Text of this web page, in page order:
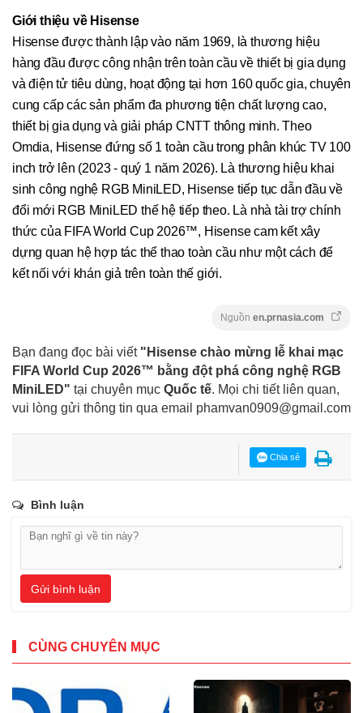
Giới thiệu về Hisense
Hisense được thành lập vào năm 1969, là thương hiệu
hàng đầu được công nhận trên toàn cầu về thiết bị gia dụng
và điện tử tiêu dùng, hoạt động tại hơn 160 quốc gia, chuyên
cung cấp các sản phẩm đa phương tiện chất lượng cao,
thiết bị gia dụng và giải pháp CNTT thông minh. Theo
Omdia, Hisense đứng số 1 toàn cầu trong phân khúc TV 100
inch trở lên (2023 - quý 1 năm 2026). Là thương hiệu khai
sinh công nghệ RGB MiniLED, Hisense tiếp tục dẫn đầu về
đổi mới RGB MiniLED thế hệ tiếp theo. Là nhà tài trợ chính
thức của FIFA World Cup 2026™, Hisense cam kết xây
dựng quan hệ hợp tác thể thao toàn cầu như một cách để
kết nối với khán giả trên toàn thế giới.
Nguồn en.prnasia.com
Bạn đang đọc bài viết "Hisense chào mừng lễ khai mạc
FIFA World Cup 2026™ bằng đột phá công nghệ RGB
MiniLED" tại chuyên mục Quốc tế. Mọi chi tiết liên quan,
vui lòng gửi thông tin qua email phamvan0909@gmail.com
Chia sẻ
Bình luận
Gửi bình luận
CÙNG CHUYÊN MỤC